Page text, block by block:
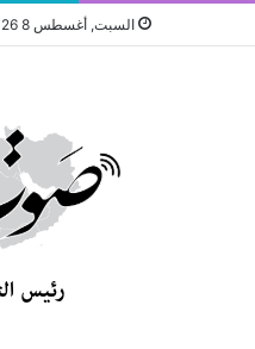
السبت, أغسطس 8 2026